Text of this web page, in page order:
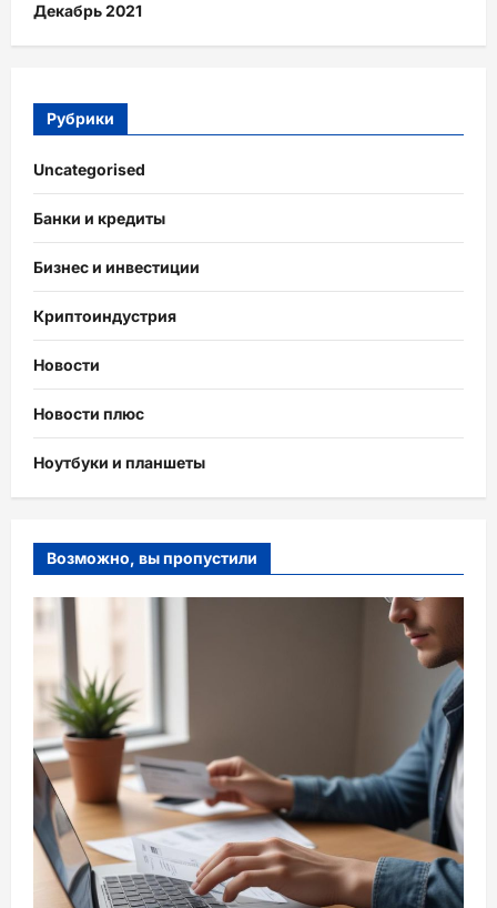
Декабрь 2021
Рубрики
Uncategorised
Банки и кредиты
Бизнес и инвестиции
Криптоиндустрия
Новости
Новости плюс
Ноутбуки и планшеты
Возможно, вы пропустили